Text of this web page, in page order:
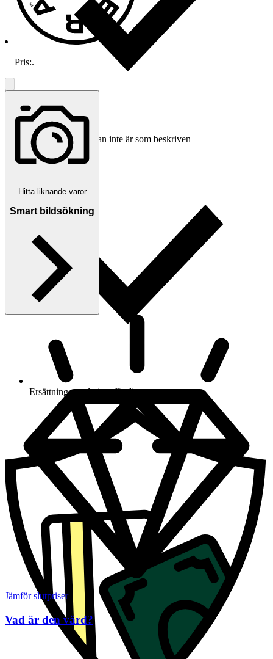
Ersättning om varan inte är som beskriven
Ersättning om du inte får din vara
Pris:.
Hitta liknande varor
Smart bildsökning
Jämför slutpriser
Vad är den värd?